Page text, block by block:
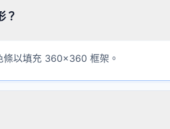
？
以填充 360×360 框架。